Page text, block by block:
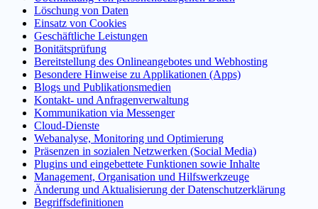
Löschung von Daten
Einsatz von Cookies
Geschäftliche Leistungen
Bonitätsprüfung
Bereitstellung des Onlineangebotes und Webhosting
Besondere Hinweise zu Applikationen (Apps)
Blogs und Publikationsmedien
Kontakt- und Anfragenverwaltung
Kommunikation via Messenger
Cloud-Dienste
Webanalyse, Monitoring und Optimierung
Präsenzen in sozialen Netzwerken (Social Media)
Plugins und eingebettete Funktionen sowie Inhalte
Management, Organisation und Hilfswerkzeuge
Änderung und Aktualisierung der Datenschutzerklärung
Begriffsdefinitionen